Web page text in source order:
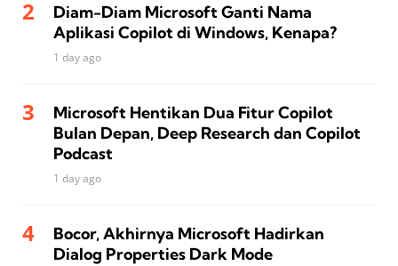
Diam-Diam Microsoft Ganti Nama
Aplikasi Copilot di Windows, Kenapa?
1 day ago
Microsoft Hentikan Dua Fitur Copilot
Bulan Depan, Deep Research dan Copilot
Podcast
1 day ago
Bocor, Akhirnya Microsoft Hadirkan
Dialog Properties Dark Mode